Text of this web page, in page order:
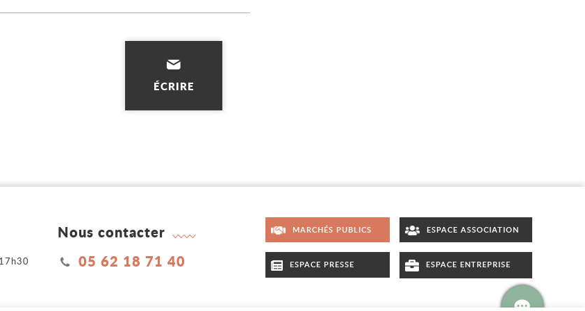
ÉCRIRE
Nous contacter
05 62 18 71 40
MARCHÉS PUBLICS ESPACE ASSOCIATION
ESPACE PRESSE ESPACE ENTREPRISE